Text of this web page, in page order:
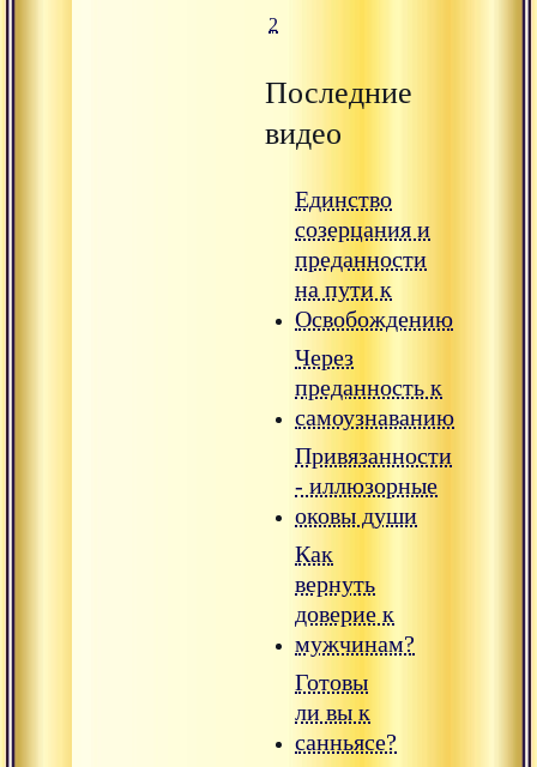
2
Последние
видео
Единство
созерцания и
преданности
на пути к
Освобождению
Через
преданность к
самоузнаванию
Привязанности
- иллюзорные
оковы души
Как
вернуть
доверие к
мужчинам?
Готовы
ли вы к
санньясе?